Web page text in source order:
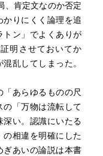
、肯定文なのか否定
りにくく論理を追
トン」でよくありが
明させておいてか
乱してしまった。
あらゆるものの尺
の「万物は流転して
深い。認識にいたる
相違を明確にした
ぎあいの論説は本書